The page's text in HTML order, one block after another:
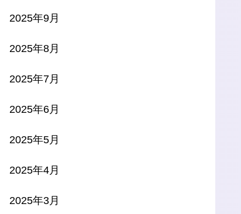
2025年9月
2025年8月
2025年7月
2025年6月
2025年5月
2025年4月
2025年3月